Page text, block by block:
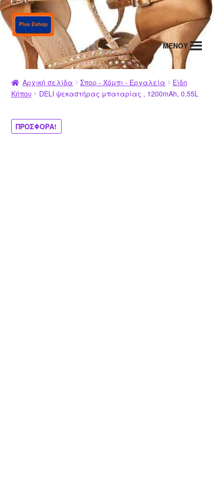
Απευθείας
μετάβαση
στην
πλοήγηση
Μετάβαση
σε
περιεχόμενο
MENΟΥ
Αρχική σελίδα Σπορ - Χόμπι - Εργαλεία
Είδη
Κήπου
DELI ψεκαστήρας μπαταρίας , 1200mAh, 0.55L
ΠΡΟΣΦΟΡΆ!